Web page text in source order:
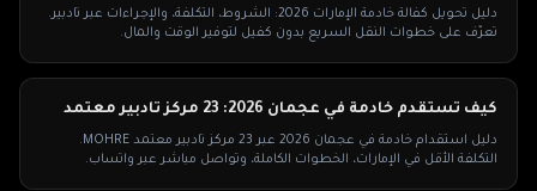
دليل تحويل كفالة خادمة الإمارات 2026: الشروط، التكلفة، والإجراءات عبر تادبير.
تعرّف على خطوات النقل السريع بدون كفيل لتوفير الوقت والمال.
كيف تستقدم خادمة في عجمان 2026: 23 مركز تادبير معتمد
دليل استقدام خادمة في عجمان 2026 عبر 23 مركز تادبير معتمد MOHRE.
التكلفة الأقل في الإمارات، الخطوات الكاملة، وتواصل مباشر عبر واتساب.